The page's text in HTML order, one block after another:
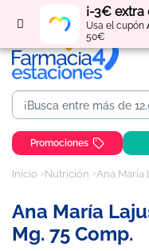
¡-3€ extra
Usa el cupón
50€
Regístratey
Promociones
Inicio Nutrición Ana María
Ana María
Mg. 75 Comp.